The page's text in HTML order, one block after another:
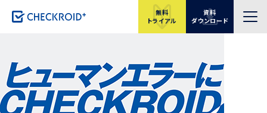
無料
トライアル
資料
ダウンロード